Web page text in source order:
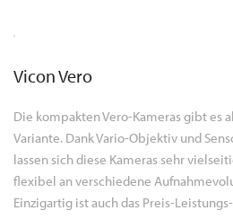
Vicon Vero
Die kompakten Vero-Kameras gibt es
Variante. Dank Vario-Objektiv und
lassen sich diese Kameras sehr
flexibel an verschiedene
Einzigartig ist auch das Preis-